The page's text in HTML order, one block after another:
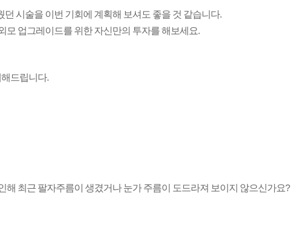
던 시술을 이번 기회에 계획해 보셔도 좋을 것 같습니다.
모 업그레이드를 위한 자신만의 투자를 해보세요.
드립니다.
해 최근 팔자주름이 생겼거나 눈가 주름이 도드라져 보이지 않으신가요?